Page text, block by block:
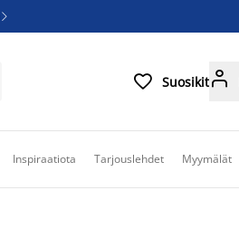

 Suosikit
Inspiraatiota Tarjouslehdet Myymälät